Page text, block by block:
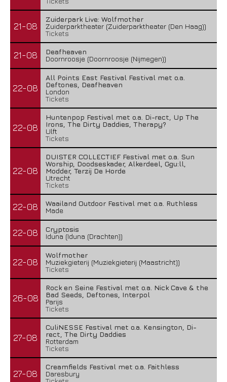
21-08
Zuiderpark Live: Wolfmother
Zuiderparktheater (Zuiderparktheater (Den Haag))
Tickets
21-08
Deafheaven
Doornroosje (Doornroosje (Nijmegen))
22-08
All Points East Festival Festival met o.a.
Deftones, Deafheaven
London
Tickets
22-08
Huntenpop Festival met o.a. Di-rect, Up The
Irons, The Dirty Daddies, Therapy?
Ulft
Tickets
22-08
DUISTER COLLECTIEF Festival met o.a. Sun
Worship, Doodseskader, Alkerdeel, Ggu:ll,
Modder, Terzij De Horde
Utrecht
Tickets
22-08
Waailand Outdoor Festival met o.a. Ruthless
Made
22-08
Cryptosis
Iduna (Iduna (Drachten))
22-08
Wolfmother
Muziekgieterij (Muziekgieterij (Maastricht))
Tickets
26-08
Rock en Seine Festival met o.a. Nick Cave & the
Bad Seeds, Deftones, Interpol
Parijs
Tickets
27-08
CuliNESSE Festival met o.a. Kensington, Di-
rect, The Dirty Daddies
Rotterdam
Tickets
27-08
Creamfields Festival met o.a. Faithless
Daresbury